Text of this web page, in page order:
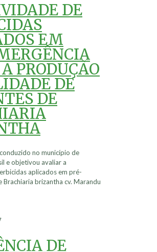
DE
EM
PRODUÇÃO
DE
DE
no município de
e objetivou avaliar a
aplicados em pré-
Brachiaria brizantha cv. Marandu
DE